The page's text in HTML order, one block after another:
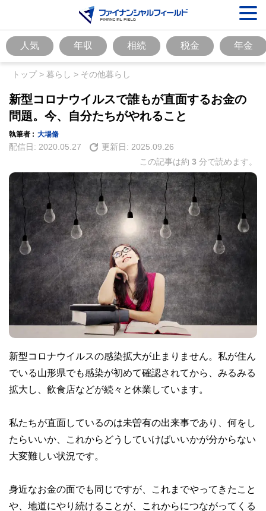
人気 年収 相続 税金 年金
トップ> 暮らし > その他暮らし
新型コロナウイルスで誰もが直面するお金の
問題。今、自分たちがやれること
執筆者 : 大場脩
配信日: 2020.05.27 更新日: 2025.09.26
この記事は約 3 分で読めます。
新型コロナウイルスの感染拡大が止まりません。私が住ん
でいる山形県でも感染が初めて確認されてから、みるみる
拡大し、飲食店などが続々と休業しています。
私たちが直面しているのは未曽有の出来事であり、何をし
たらいいか、これからどうしていけばいいかが分からない
大変難しい状況です。
身近なお金の面でも同じですが、これまでやってきたこと
や、地道にやり続けることが、これからにつながってくる